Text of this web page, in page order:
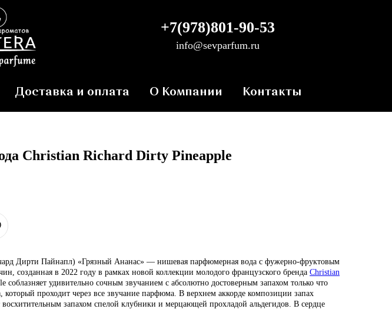
+7(978)801-90-53
info@sevparfum.ru
Доставка и оплата О Компании Контакты
Christian Richard Dirty Pineapple
Дирти Пайнапл) «Грязный Ананас» — нишевая парфюмерная вода с фужерно-фруктовым
созданная в 2022 году в рамках новой коллекции молодого французского бренда Christian
соблазняет удивительно сочным звучанием с абсолютно достоверным запахом только что
который проходит через все звучание парфюма. В верхнем аккорде композиции запах
восхитительным запахом спелой клубники и мерцающей прохладой альдегидов. В сердце